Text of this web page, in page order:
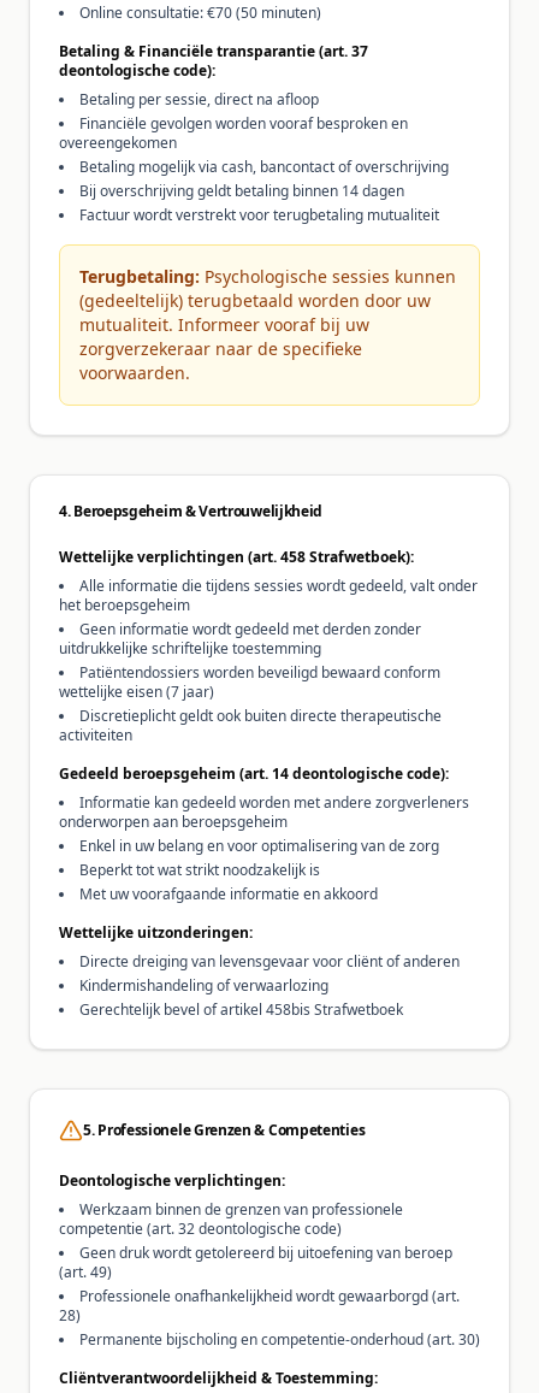
Online consultatie: €70 (50 minuten)
Betaling & Financiële transparantie (art. 37
deontologische code):
Betaling per sessie, direct na afloop
Financiële gevolgen worden vooraf besproken en
overeengekomen
Betaling mogelijk via cash, bancontact of overschrijving
Bij overschrijving geldt betaling binnen 14 dagen
Factuur wordt verstrekt voor terugbetaling mutualiteit
Terugbetaling: Psychologische sessies kunnen
(gedeeltelijk) terugbetaald worden door uw
mutualiteit. Informeer vooraf bij uw
zorgverzekeraar naar de specifieke
voorwaarden.
4. Beroepsgeheim & Vertrouwelijkheid
Wettelijke verplichtingen (art. 458 Strafwetboek):
Alle informatie die tijdens sessies wordt gedeeld, valt onder
het beroepsgeheim
Geen informatie wordt gedeeld met derden zonder
uitdrukkelijke schriftelijke toestemming
Patiëntendossiers worden beveiligd bewaard conform
wettelijke eisen (7 jaar)
Discretieplicht geldt ook buiten directe therapeutische
activiteiten
Gedeeld beroepsgeheim (art. 14 deontologische code):
Informatie kan gedeeld worden met andere zorgverleners
onderworpen aan beroepsgeheim
Enkel in uw belang en voor optimalisering van de zorg
Beperkt tot wat strikt noodzakelijk is
Met uw voorafgaande informatie en akkoord
Wettelijke uitzonderingen:
Directe dreiging van levensgevaar voor cliënt of anderen
Kindermishandeling of verwaarlozing
Gerechtelijk bevel of artikel 458bis Strafwetboek
5. Professionele Grenzen & Competenties
Deontologische verplichtingen:
Werkzaam binnen de grenzen van professionele
competentie (art. 32 deontologische code)
Geen druk wordt getolereerd bij uitoefening van beroep
(art. 49)
Professionele onafhankelijkheid wordt gewaarborgd (art.
28)
Permanente bijscholing en competentie-onderhoud (art. 30)
Cliëntverantwoordelijkheid & Toestemming: